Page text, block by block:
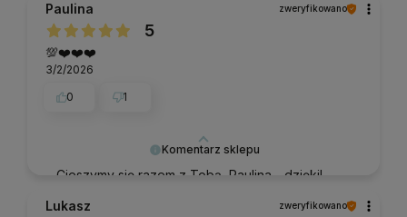
Komentarz sklepu
Cieszymy się razem z Tobą, Paulina - dzięki!
Paulina zweryfikowano
5
💯❤️❤️❤️
3/2/2026
0
1
Lukasz zweryfikowano